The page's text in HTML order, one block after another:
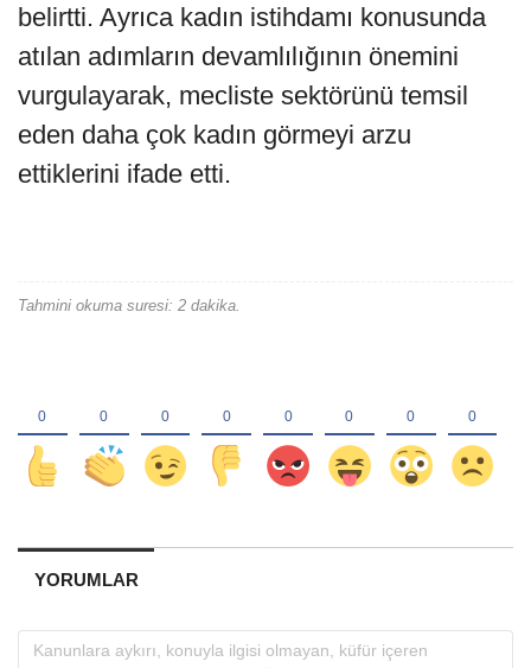
belirtti. Ayrıca kadın istihdamı konusunda
atılan adımların devamlılığının önemini
vurgulayarak, mecliste sektörünü temsil
eden daha çok kadın görmeyi arzu
ettiklerini ifade etti.
Tahmini okuma suresi: 2 dakika.
YORUMLAR